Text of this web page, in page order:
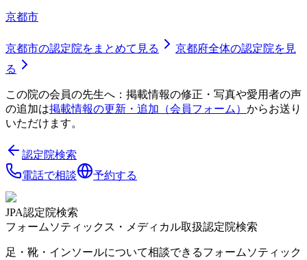
京都市
京都市の認定院をまとめて見る 京都府全体の認定院を見
る
この院の会員の先生へ：掲載情報の修正・写真や愛用者の声
の追加は掲載情報の更新・追加（会員フォーム） からお送り
いただけます。
認定院検索
電話で相談
予約する
JPA認定院検索
フォームソティックス・メディカル取扱認定院検索
足・靴・インソールについて相談できるフォームソティック